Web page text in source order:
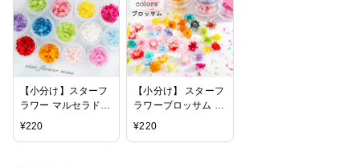
ーブル ハンドメイド
製作 クラフト 大容
量 送料無料 アクセ
サリー お皿 製作 ク
リア ハード
【小分け】スターフ
ラワー マルセラドラ
イレジン用花材
¥220
【小分け】 スターフ
ラワーブロッサム レ
ジン用花材 封入 小
¥220